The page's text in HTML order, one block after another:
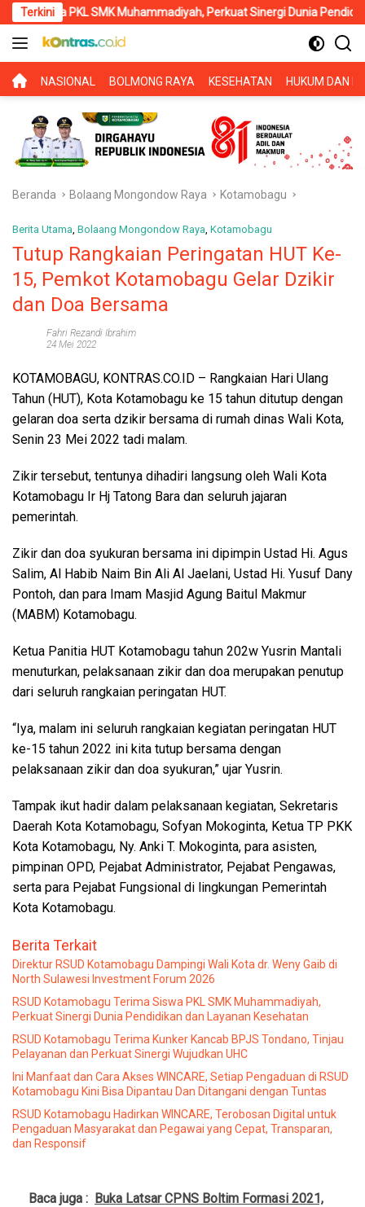
Langsung
ke
konten
Terkini
SMK Muhammadiyah, Perkuat Sinergi Dunia Pendidikan dan
BERANDA
NASIONAL BOLMONG RAYA KESEHATAN HUKUM DAN
Beranda Bolaang Mongondow Raya Kotamobagu
Berita Utama Bolaang Mongondow Raya Kotamobagu
Tutup Rangkaian Peringatan HUT Ke-
15, Pemkot Kotamobagu Gelar Dzikir
dan Doa Bersama
Fahri Rezandi Ibrahim
24 Mei 2022
KOTAMOBAGU, KONTRAS.CO.ID – Rangkaian Hari Ulang
Tahun (HUT), Kota Kotamobagu ke 15 tahun ditutup dengan
gelaran doa serta dzikir bersama di rumah dinas Wali Kota,
Senin 23 Mei 2022 tadi malam.
Zikir tersebut, tentunya dihadiri langsung oleh Wali Kota
Kotamobagu Ir Hj Tatong Bara dan seluruh jajaran
pemerintah.
Zikir dan doa syukuran bersama ini dipimpin Ustad Hi. Agus
Salim, Al Habib Naim Bin Ali Al Jaelani, Ustad Hi. Yusuf Dany
Pontoh, dan para Imam Masjid Agung Baitul Makmur
(MABM) Kotamobagu.
Ketua Panitia HUT Kotamobagu tahun 202w Yusrin Mantali
menuturkan, pelaksanaan zikir dan doa merupakan penutup
dari seluruh rangkaian peringatan HUT.
“Iya, malam ini seluruh rangkaian kegiatan peringatan HUT
ke-15 tahun 2022 ini kita tutup bersama dengan
pelaksanaan zikir dan doa syukuran,” ujar Yusrin.
Tampak ikut hadir dalam pelaksanaan kegiatan, Sekretaris
Daerah Kota Kotamobagu, Sofyan Mokoginta, Ketua TP PKK
Kota Kotamobagu, Ny. Anki T. Mokoginta, para asisten,
pimpinan OPD, Pejabat Administrator, Pejabat Pengawas,
serta para Pejabat Fungsional di lingkungan Pemerintah
Kota Kotamobagu.
Berita Terkait
Direktur RSUD Kotamobagu Dampingi Wali Kota dr. Weny Gaib di
North Sulawesi Investment Forum 2026
RSUD Kotamobagu Terima Siswa PKL SMK Muhammadiyah,
Perkuat Sinergi Dunia Pendidikan dan Layanan Kesehatan
RSUD Kotamobagu Terima Kunker Kancab BPJS Tondano, Tinjau
Pelayanan dan Perkuat Sinergi Wujudkan UHC
Ini Manfaat dan Cara Akses WINCARE, Setiap Pengaduan di RSUD
Kotamobagu Kini Bisa Dipantau Dan Ditangani dengan Tuntas
RSUD Kotamobagu Hadirkan WINCARE, Terobosan Digital untuk
Pengaduan Masyarakat dan Pegawai yang Cepat, Transparan,
dan Responsif
Baca juga : Buka Latsar CPNS Boltim Formasi 2021,